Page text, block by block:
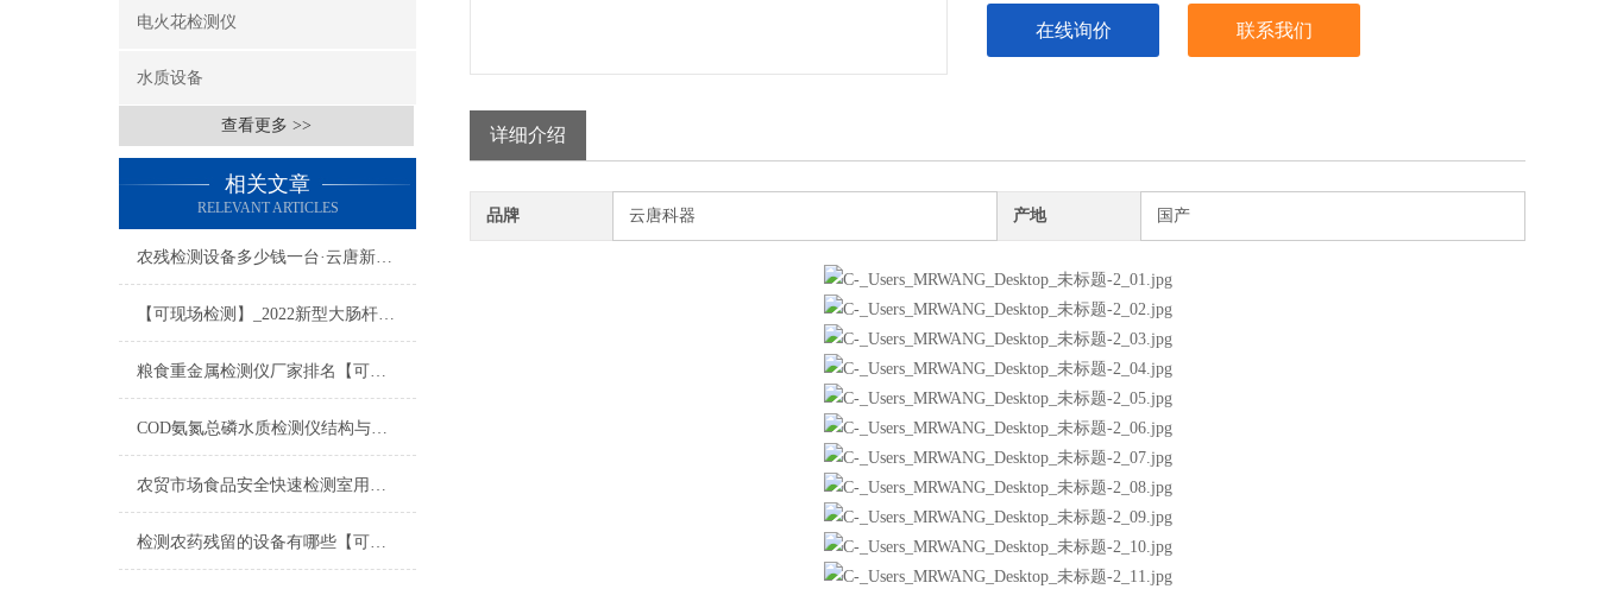
电火花检测仪
水质设备
查看更多 >>
相关文章
RELEVANT ARTICLES
农残检测设备多少钱一台·云唐新报价·农残检测设备多少钱一台
【可现场检测】_2022新型大肠杆菌检测仪哪个厂家好@大肠杆菌检测仪
粮食重金属检测仪厂家排名【可现场检测】甄选粮食重金属检测仪厂家排名
COD氨氮总磷水质检测仪结构与工作原理深度解析
农贸市场食品安全快速检测室用的仪器设备【2022云唐制造】农贸市场检测
检测农药残留的设备有哪些【可现场检测】_2022检测农药残留的设备有
在线询价 联系我们
详细介绍
品牌 云唐科器 产地 国产